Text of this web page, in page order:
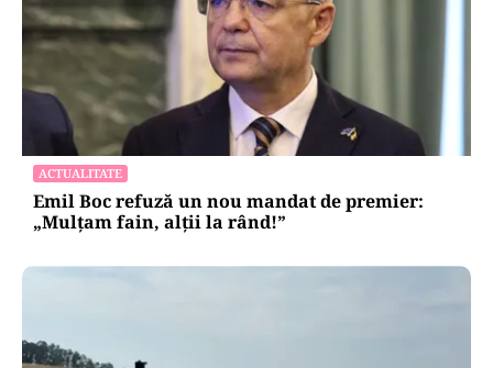
ACTUALITATE
Emil Boc refuză un nou mandat de premier:
„Mulțam fain, alții la rând!”